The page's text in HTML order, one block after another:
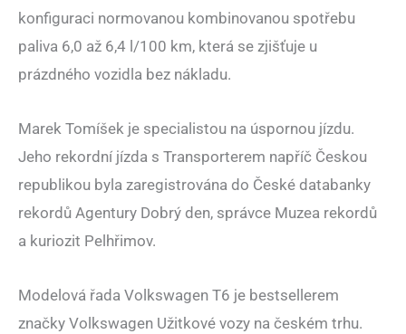
konfiguraci normovanou kombinovanou spotřebu
paliva 6,0 až 6,4 l/100 km, která se zjišťuje u
prázdného vozidla bez nákladu.
Marek Tomíšek je specialistou na úspornou jízdu.
Jeho rekordní jízda s Transporterem napříč Českou
republikou byla zaregistrována do České databanky
rekordů Agentury Dobrý den, správce Muzea rekordů
a kuriozit Pelhřimov.
Modelová řada Volkswagen T6 je bestsellerem
značky Volkswagen Užitkové vozy na českém trhu.